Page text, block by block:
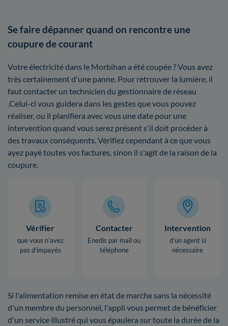
Se faire dépanner quand on rencontre une
coupure de courant
Votre électricité dans le Morbihan a été coupée ? Vous avez
très certainement d'une panne. Pour retrouver la lumière, il
faut contacter un technicien du gestionnaire de réseau
.Celui-ci vous guidera dans les gestes que vous pouvez
réaliser, ou il planifiera avec vous une date pour une
intervention quand vous serez présent s'il doit procéder à
des travaux conséquents. Vérifiez cependant à ce que vous
ayez payé toutes vos factures, sinon il s'agit de la raison de la
coupure.
Vérifier
que vous n’avez
pas d’impayés
Contacter
Enedis par mail ou
téléphone
Intervention
d’un agent si
nécessaire
Si l'alimentation remise en état de marche sans la nécessité
d'un membre du personnel, l'appli vous permet de bénéficier
d'un service illustré qui vous épaulera sur toute la durée de la